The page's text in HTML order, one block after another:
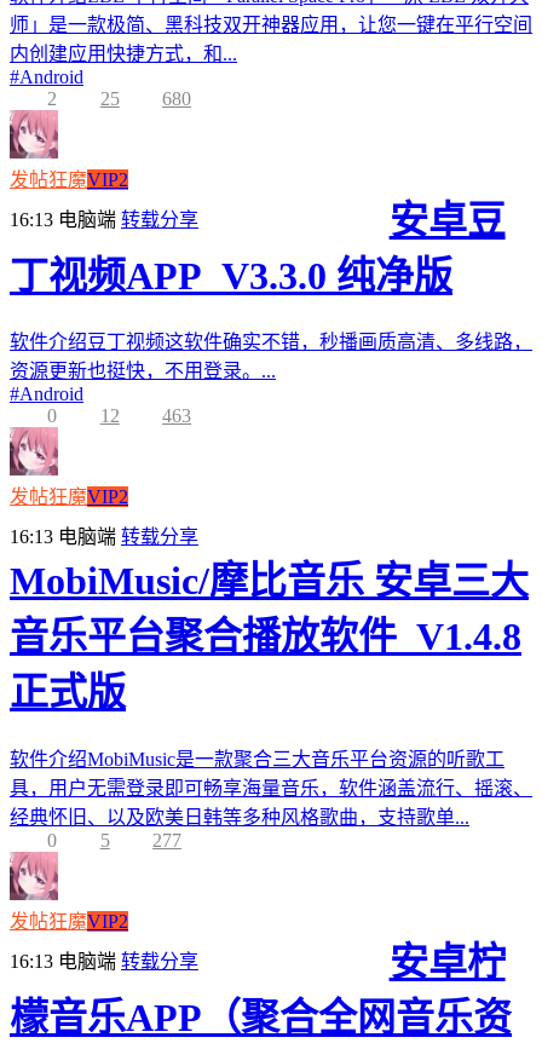
师」是一款极简、黑科技双开神器应用，让您一键在平行空间
内创建应用快捷方式，和...
#Android
2
25 680
发帖狂魔VIP2
16:13 电脑端 转载分享
安卓豆
丁视频APP_V3.3.0 纯净版
软件介绍豆丁视频这软件确实不错，秒播画质高清、多线路，
资源更新也挺快，不用登录。...
#Android
0
12 463
发帖狂魔VIP2
16:13 电脑端 转载分享
MobiMusic/摩比音乐 安卓三大
音乐平台聚合播放软件_V1.4.8
正式版
软件介绍MobiMusic是一款聚合三大音乐平台资源的听歌工
具，用户无需登录即可畅享海量音乐，软件涵盖流行、摇滚、
经典怀旧、以及欧美日韩等多种风格歌曲，支持歌单...
0
5 277
发帖狂魔VIP2
16:13 电脑端 转载分享
安卓柠
檬音乐APP（聚合全网音乐资